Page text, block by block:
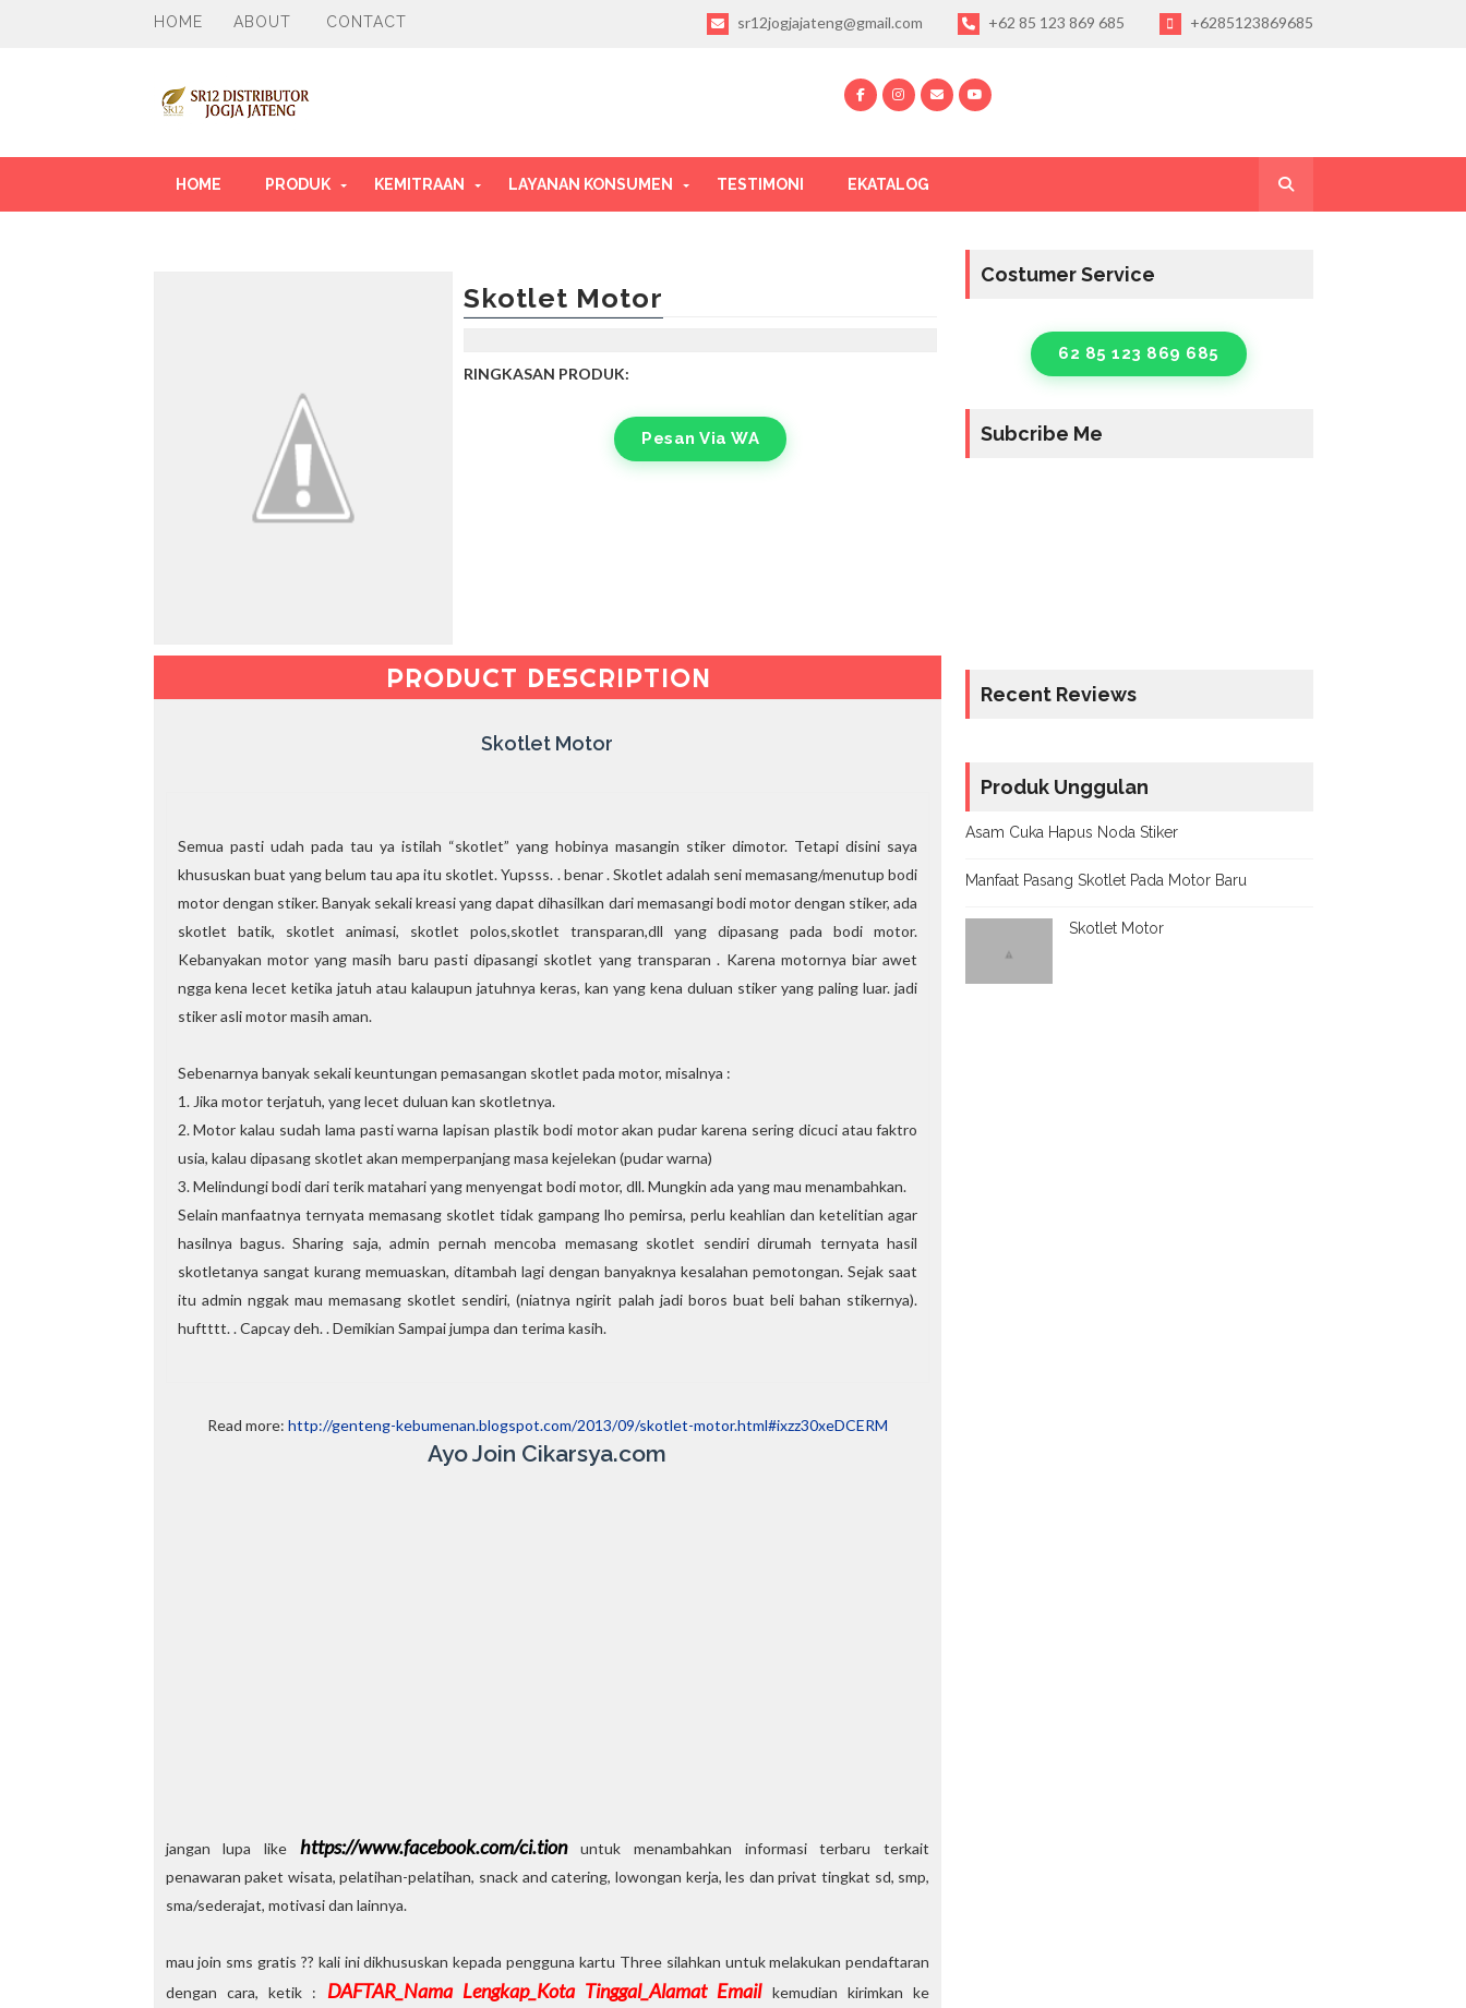
sr12jogjajateng@gmail.com +62 85 123 869 685 +6285123869685
HOME ABOUT CONTACT
HOME PRODUK KEMITRAAN LAYANAN KONSUMEN TESTIMONI EKATALOG
Skotlet Motor
RINGKASAN PRODUK:
Pesan Via WA
PRODUCT DESCRIPTION
Skotlet Motor
Semua pasti udah pada tau ya istilah “skotlet” yang hobinya masangin stiker dimotor. Tetapi disini saya
khususkan buat yang belum tau apa itu skotlet. Yupsss. . benar . Skotlet adalah seni memasang/menutup bodi
motor dengan stiker. Banyak sekali kreasi yang dapat dihasilkan dari memasangi bodi motor dengan stiker, ada
skotlet batik, skotlet animasi, skotlet polos,skotlet transparan,dll yang dipasang pada bodi motor.
Kebanyakan motor yang masih baru pasti dipasangi skotlet yang transparan . Karena motornya biar awet
ngga kena lecet ketika jatuh atau kalaupun jatuhnya keras, kan yang kena duluan stiker yang paling luar. jadi
stiker asli motor masih aman.
Sebenarnya banyak sekali keuntungan pemasangan skotlet pada motor, misalnya :
1. Jika motor terjatuh, yang lecet duluan kan skotletnya.
2. Motor kalau sudah lama pasti warna lapisan plastik bodi motor akan pudar karena sering dicuci atau faktro
usia, kalau dipasang skotlet akan memperpanjang masa kejelekan (pudar warna)
3. Melindungi bodi dari terik matahari yang menyengat bodi motor, dll. Mungkin ada yang mau menambahkan.
Selain manfaatnya ternyata memasang skotlet tidak gampang lho pemirsa, perlu keahlian dan ketelitian agar
hasilnya bagus. Sharing saja, admin pernah mencoba memasang skotlet sendiri dirumah ternyata hasil
skotletanya sangat kurang memuaskan, ditambah lagi dengan banyaknya kesalahan pemotongan. Sejak saat
itu admin nggak mau memasang skotlet sendiri, (niatnya ngirit palah jadi boros buat beli bahan stikernya).
huftttt. . Capcay deh. . Demikian Sampai jumpa dan terima kasih.
Read more: http://genteng-kebumenan.blogspot.com/2013/09/skotlet-motor.html#ixzz30xeDCERM
Ayo Join Cikarsya.com
jangan lupa likehttps://www.facebook.com/ci.tionuntuk menambahkan informasi terbaru terkait
penawaran paket wisata, pelatihan-pelatihan, snack and catering, lowongan kerja, les dan privat tingkat sd, smp,
sma/sederajat, motivasi dan lainnya.
mau join sms gratis ?? kali ini dikhususkan kepada pengguna kartu Three silahkan untuk melakukan pendaftaran
dengan cara, ketik : DAFTAR_Nama Lengkap_Kota Tinggal_Alamat Emailkemudian kirimkan ke
Costumer Service
62 85 123 869 685
Subcribe Me
Recent Reviews
Produk Unggulan
Asam Cuka Hapus Noda Stiker
Manfaat Pasang Skotlet Pada Motor Baru
Skotlet Motor